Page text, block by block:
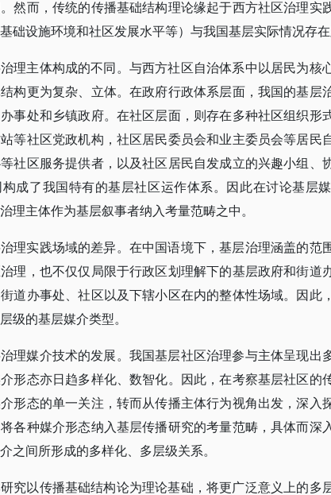
然而，传统的传播基础结构理论缘起于西方社区治理实
基础设施环境和社区发展水平等）与我国基层实际情况存在
理主体构成的不同。与西方社区自治体系中以居民为核
构更为复杂、立体。在政府行政体系层面，我国的基层
事处和乡镇政府。在社区层面，则存在多种社区组织形
等社区党政机构，社区居民委员会和业主委员会等居民
社区服务提供者，以及社区居民自发成立的兴趣小组、
成了我国特有的基层社区运作体系。因此在讨论基层
理主体作为基层叙事者纳入考量范畴之中。
理实践场域的差异。在中国语境下，基层治理涵盖的范
理，也不仅仅局限于行政区划理解下的基层政府和街道
道办事处、社区以及下辖小区在内的整体性场域。因此
级的基层媒介类型。
理媒介技术的发展。我国基层社区治理参与主体呈现出
形态亦日趋多样化、数智化。因此，在考察基层社区的
形态的单一关注，转而从传播主体行为视角出发，深入
各种媒介形态纳入基层传播研究的考量范畴，具体而深
之间所形成的多样化、多层级关系。
究以传播基础结构论为理论基础，将更广泛意义上的多